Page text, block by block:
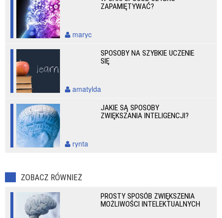
ZAPAMIĘTYWAĆ?
maryc
SPOSOBY NA SZYBKIE UCZENIE
SIĘ
amatylda
JAKIE SĄ SPOSOBY
ZWIĘKSZANIA INTELIGENCJI?
rynta
ZOBACZ RÓWNIEŻ
PROSTY SPOSÓB ZWIĘKSZENIA
MOŻLIWOŚCI INTELEKTUALNYCH